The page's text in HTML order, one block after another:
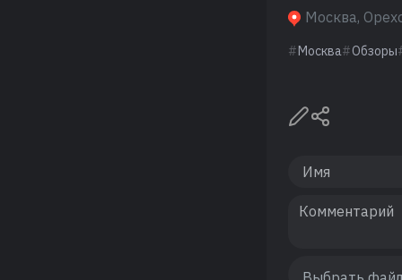
Москва,
Москва Обзоры